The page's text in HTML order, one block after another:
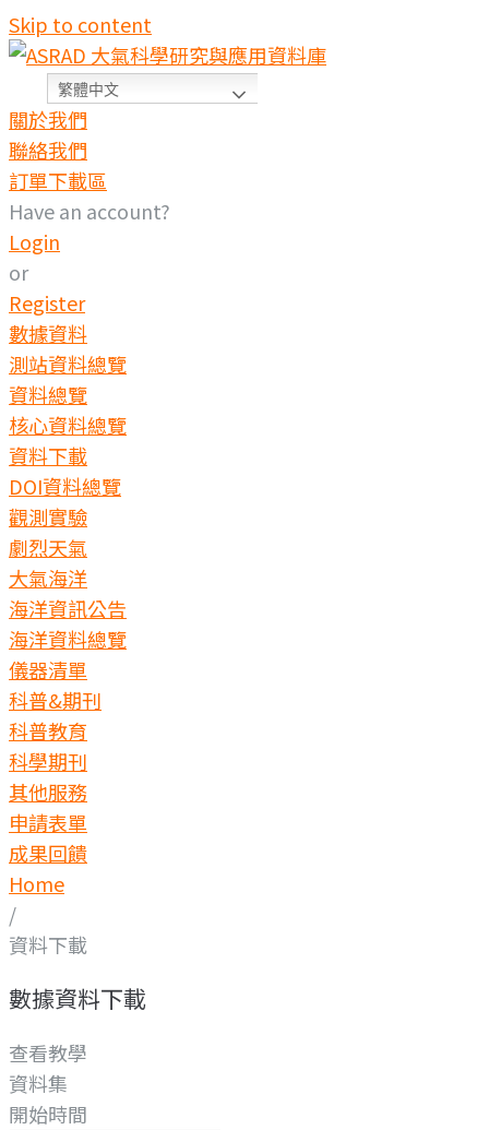
Skip to content
繁體中文
關於我們
聯絡我們
訂單下載區
Have an account?
Login
or
Register
數據資料
測站資料總覽
資料總覽
核心資料總覽
資料下載
DOI資料總覽
觀測實驗
劇烈天氣
大氣海洋
海洋資訊公告
海洋資料總覽
儀器清單
科普&期刊
科普教育
科學期刊
其他服務
申請表單
成果回饋
Home
/
資料下載
數據資料下載
查看教學
資料集
開始時間